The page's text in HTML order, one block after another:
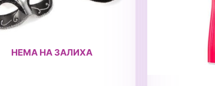
НЕМА НА ЗАЛИХА